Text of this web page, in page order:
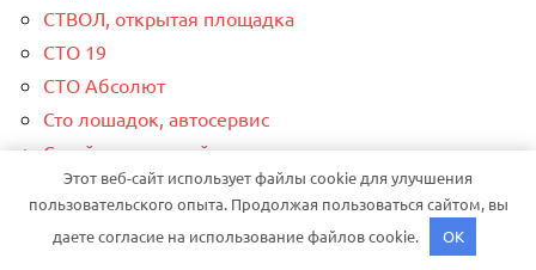
СТВОЛ, открытая площадка
СТО 19
СТО Абсолют
Сто лошадок, автосервис
Стройся, торговый центр
Сэлдом
Теремок, баня
Этот веб-сайт использует файлы cookie для улучшения
пользовательского опыта. Продолжая пользоваться сайтом, вы
даете согласие на использование файлов cookie.
OK